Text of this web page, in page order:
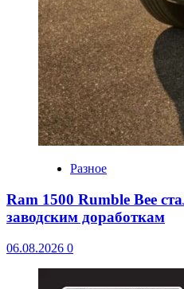
Разное
Ram 1500 Rumble Bee
заводским доработкам
06.08.2026 0